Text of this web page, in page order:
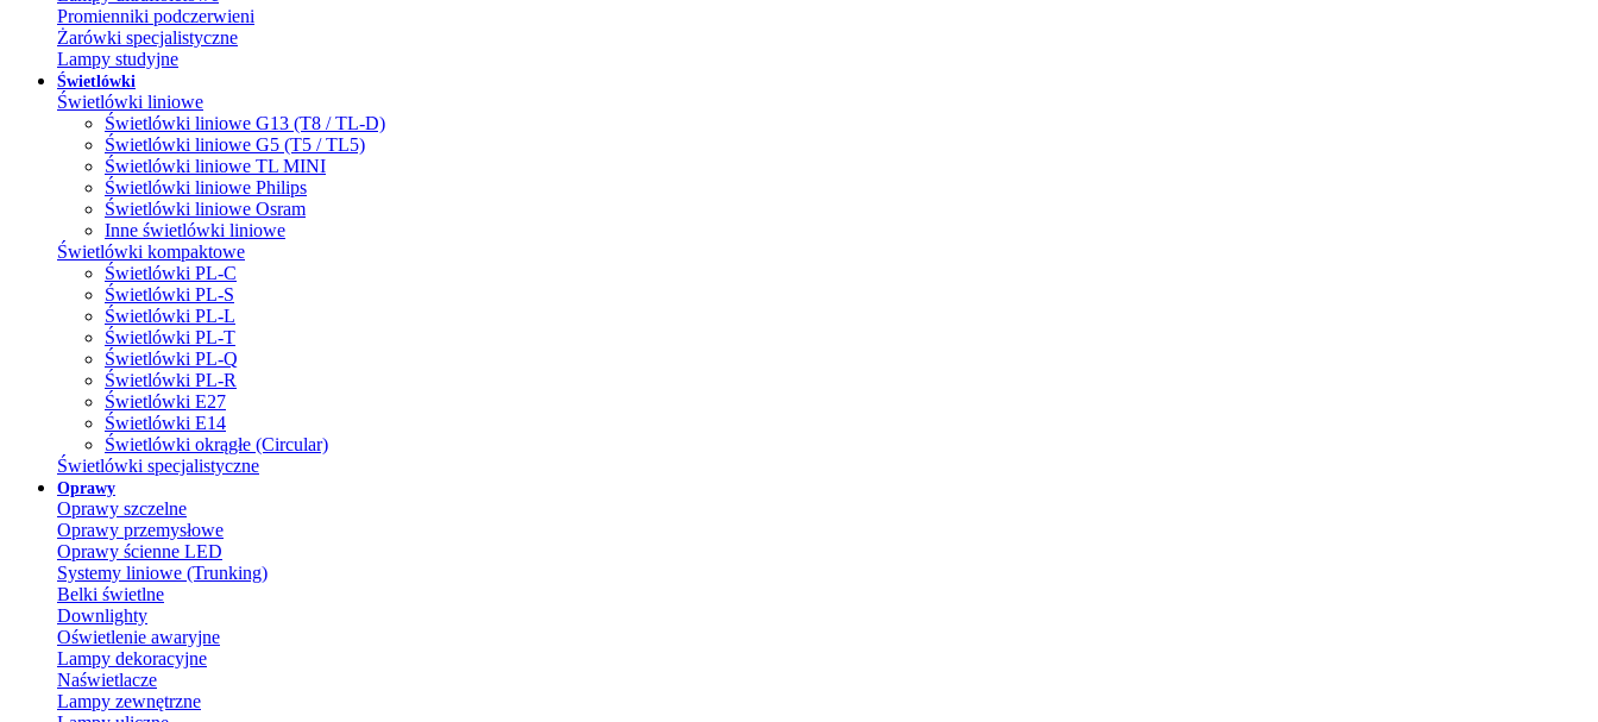
Promienniki podczerwieni
Żarówki specjalistyczne
Lampy studyjne
Świetlówki
Świetlówki liniowe
Świetlówki liniowe G13 (T8 / TL-D)
Świetlówki liniowe G5 (T5 / TL5)
Świetlówki liniowe TL MINI
Świetlówki liniowe Philips
Świetlówki liniowe Osram
Inne świetlówki liniowe
Świetlówki kompaktowe
Świetlówki PL-C
Świetlówki PL-S
Świetlówki PL-L
Świetlówki PL-T
Świetlówki PL-Q
Świetlówki PL-R
Świetlówki E27
Świetlówki E14
Świetlówki okrągłe (Circular)
Świetlówki specjalistyczne
Oprawy
Oprawy szczelne
Oprawy przemysłowe
Oprawy ścienne LED
Systemy liniowe (Trunking)
Belki świetlne
Downlighty
Oświetlenie awaryjne
Lampy dekoracyjne
Naświetlacze
Lampy zewnętrzne